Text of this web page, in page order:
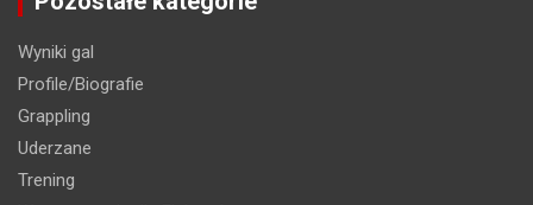
Wyniki gal
Profile/Biografie
Grappling
Uderzane
Trening